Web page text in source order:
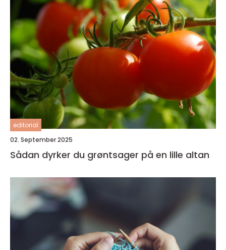
editorial
02. September 2025
Sådan dyrker du grøntsager på en lille altan